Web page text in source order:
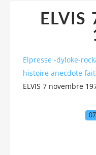
ELVIS
Elpresse -dyloke-
histoire anecdote
ELVIS 7 novembre